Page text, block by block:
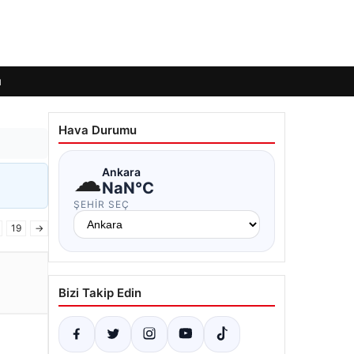
19 →
Hava Durumu
☁Ankara
NaN°C
ŞEHIR SEÇ
Bizi Takip Edin